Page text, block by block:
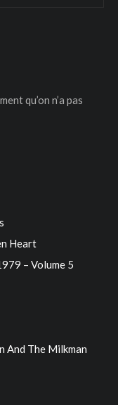
qu’on n’a pas
Heart
– Volume 5
And The Milkman